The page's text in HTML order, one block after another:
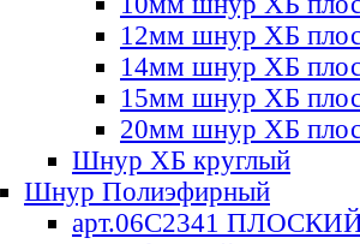
12мм шнур ХБ
14мм шнур ХБ
15мм шнур ХБ
20мм шнур ХБ
Шнур ХБ круглый
Шнур Полиэфирный
арт.06С2341